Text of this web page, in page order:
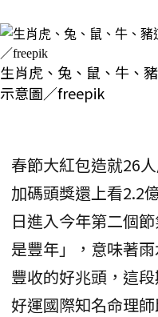
生肖虎、兔、鼠、牛、
示意圖／freepik
春節大紅包造就26
加碼頭獎還上看2.2
日進入今年第二個
是豐年」，意味著
豐收的好兆頭，這
好運國際知名命理